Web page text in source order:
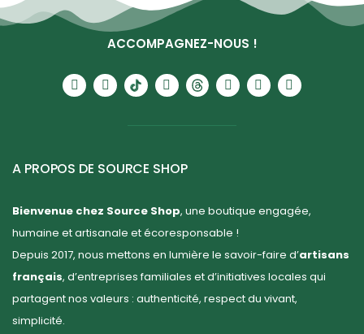
ACCOMPAGNEZ-NOUS !
A PROPOS DE SOURCE SHOP
Bienvenue chez Source Shop, une boutique engagée,
humaine et artisanale et écoresponsable !
Depuis 2017, nous mettons en lumière le savoir-faire d’artisans
français, d’entreprises familiales et d’initiatives locales qui
partagent nos valeurs : authenticité, respect du vivant,
simplicité.